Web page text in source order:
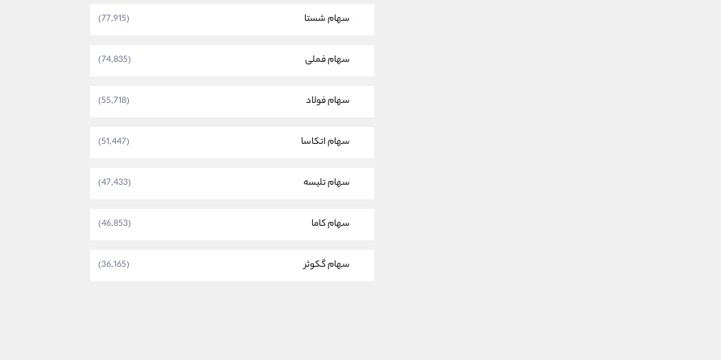
سهام شستا (77,915)
سهام فملی (74,835)
سهام فولاد (55,718)
سهام اتکاسا (51,447)
سهام تلیسه (47,433)
سهام کاما (46,853)
سهام گکوثر (36,165)